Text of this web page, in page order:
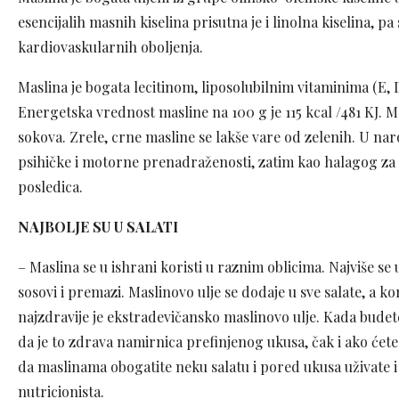
esencijalih masnih kiselina prisutna je i linolna kiselina,
kardiovaskularnih oboljenja.
Maslina je bogata lecitinom, liposolubilnim vitaminima
Energetska vrednost masline na 100 g je 115 kcal /481
sokova. Zrele, crne masline se lakše vare od zelenih. U
psihičke i motorne prenadraženosti, zatim kao halagog
posledica.
NAJBOLJE SU U SALATI
– Maslina se u ishrani koristi u raznim oblicima. Najviše
sosovi i premazi. Maslinovo ulje se dodaje u sve salate, a
najzdravije je ekstradevičansko maslinovo ulje. Kada
da je to zdrava namirnica prefinjenog ukusa, čak i ako
da maslinama obogatite neku salatu i pored ukusa
nutricionista.